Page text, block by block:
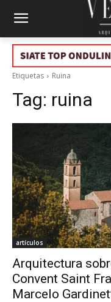
Etiquetas Ruina
Tag: ruina
artículos
Arquitectura
Convent Saint
Marcelo